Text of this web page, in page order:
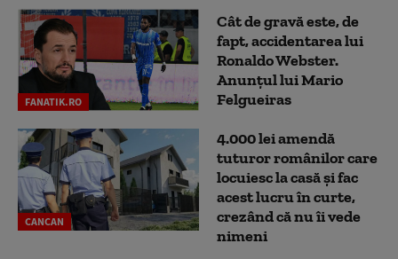
FANATIK.RO
Cât de gravă este, de
fapt, accidentarea lui
Ronaldo Webster.
Anunțul lui Mario
Felgueiras
CANCAN
4.000 lei amendă
tuturor românilor care
locuiesc la casă și fac
acest lucru în curte,
crezând că nu îi vede
nimeni